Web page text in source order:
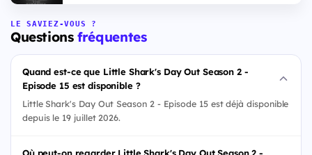
LE SAVIEZ-VOUS ?
Questionsfréquentes
Quand est-ce que Little Shark's Day Out Season 2 -
Episode 15 est disponible ?
Little Shark's Day Out Season 2 - Episode 15 est déjà disponible
depuis le 19 juillet 2026.